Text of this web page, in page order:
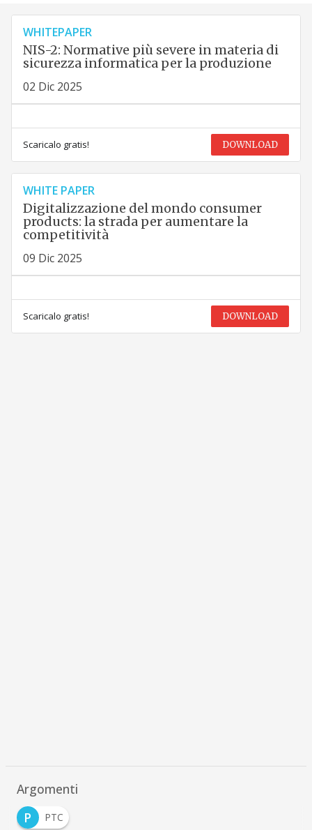
WHITEPAPER
NIS-2: Normative più severe in materia di
sicurezza informatica per la produzione
02 Dic 2025
Scaricalo gratis! DOWNLOAD
WHITE PAPER
Digitalizzazione del mondo consumer
products: la strada per aumentare la
competitività
09 Dic 2025
Scaricalo gratis! DOWNLOAD
Argomenti
P
PTC